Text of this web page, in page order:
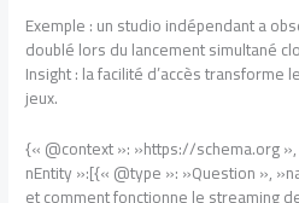
Exemple : un studio indépendant a
doublé lors du lancement simultané
Insight : la facilité d’accès transforme
jeux.
{« @context »: »https://schema.org
nEntity »:[{« @type »: »Question »,